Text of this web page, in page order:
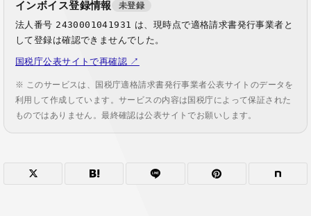
インボイス登録情報 未登録
法人番号 2430001041931 は、現時点で適格請求書発行事業者と
して登録は確認できませんでした。
国税庁公表サイトで再確認 ↗
※ このサービスは、国税庁適格請求書発行事業者公表サイトのデータを
利用して作成しています。サービスの内容は国税庁によって保証された
ものではありません。最終確認は公表サイトでお願いします。